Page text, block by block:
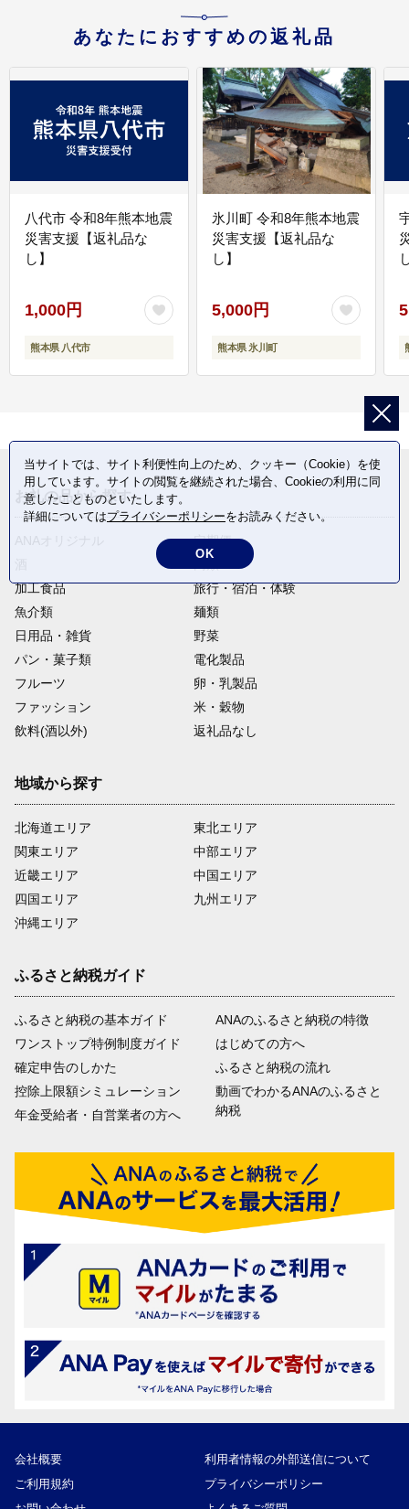
あなたにおすすめの返礼品
八代市 令和8年熊本地震
災害支援【返礼品な
し】
1,000円
熊本県 八代市
氷川町 令和8年熊本地震
災害支援【返礼品な
し】
5,000円
熊本県 氷川町
お礼の品から探す
定期便
加工食品
旅行・宿泊・体験
魚介類
麺類
日用品・雑貨
野菜
パン・菓子類
電化製品
フルーツ
卵・乳製品
ファッション
米・穀物
飲料(酒以外)
返礼品なし
地域から探す
北海道エリア
関東エリア
近畿エリア
四国エリア
沖縄エリア
東北エリア
中部エリア
中国エリア
九州エリア
ふるさと納税ガイド
ふるさと納税の基本ガイド
ワンストップ特例制度ガイド
確定申告のしかた
控除上限額シミュレーション
年金受給者・自営業者の方へ
ANAのふるさと納税の特徴
はじめての方へ
ふるさと納税の流れ
動画でわかるANAのふるさと
納税
会社概要
利用者情報の外部送信について
ご利用規約
プライバシーポリシー
当サイトでは、サイト利便性向上のため、クッキー（Cookie）を使
用しています。サイトの閲覧を継続された場合、Cookieの利用に同
意したことものといたします。
詳細についてはプライバシーポリシーをお読みください。
OK